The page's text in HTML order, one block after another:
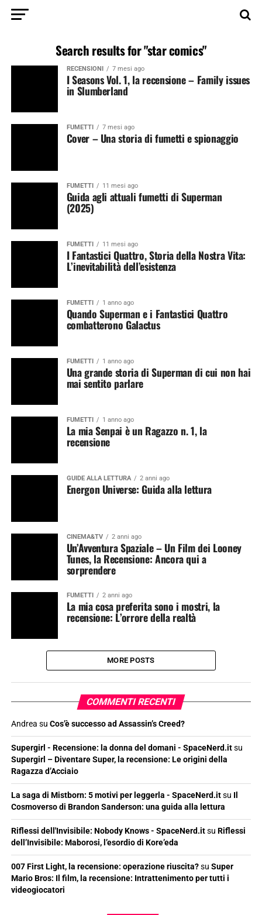
Search results for "star comics"
RECENSIONI 7 mesi ago
I Seasons Vol. 1, la recensione – Family issues
in Slumberland
FUMETTI 7 mesi ago
Cover – Una storia di fumetti e spionaggio
FUMETTI 11 mesi ago
Guida agli attuali fumetti di Superman
(2025)
FUMETTI 11 mesi ago
I Fantastici Quattro, Storia della Nostra Vita:
L’inevitabilità dell’esistenza
FUMETTI 1 anno ago
Quando Superman e i Fantastici Quattro
combatterono Galactus
FUMETTI 1 anno ago
Una grande storia di Superman di cui non hai
mai sentito parlare
FUMETTI 1 anno ago
La mia Senpai è un Ragazzo n. 1, la
recensione
GUIDE ALLA LETTURA 2 anni ago
Energon Universe: Guida alla lettura
CINEMA&TV 2 anni ago
Un’Avventura Spaziale – Un Film dei Looney
Tunes, la Recensione: Ancora qui a
sorprendere
FUMETTI 2 anni ago
La mia cosa preferita sono i mostri, la
recensione: L’orrore della realtà
MORE POSTS
COMMENTI RECENTI
Andrea su Cos’è successo ad Assassin’s Creed?
Supergirl - Recensione: la donna del domani - SpaceNerd.itsu
Supergirl – Diventare Super, la recensione: Le origini della
Ragazza d’Acciaio
La saga di Mistborn: 5 motivi per leggerla - SpaceNerd.itsu Il
Cosmoverso di Brandon Sanderson: una guida alla lettura
Riflessi dell'Invisibile: Nobody Knows - SpaceNerd.itsu Riflessi
dell’Invisibile: Maborosi, l’esordio di Kore’eda
007 First Light, la recensione: operazione riuscita?su Super
Mario Bros: Il film, la recensione: Intrattenimento per tutti i
videogiocatori